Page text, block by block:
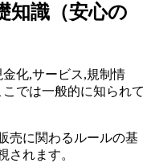
知識（安心の
化,サービス,規制情
では一般的に知られて
売に関わるルールの基
されます。